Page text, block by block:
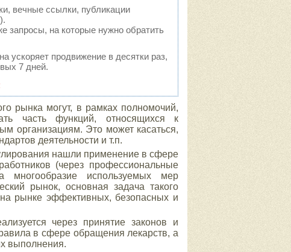
вечные ссылки, публикации
запросы, на которые нужно обратить
ускоряет продвижение в десятки раз,
7 дней.
рынка могут, в рамках полномочий,
часть функций, относящихся к
организациям. Это может касаться,
деятельности и т.п.
нашли применение в сфере
(через профессиональные
многообразие используемых мер
рынок, основная задача такого
рынке эффективных, безопасных и
через принятие законов и
в сфере обращения лекарств, а
выполнения.